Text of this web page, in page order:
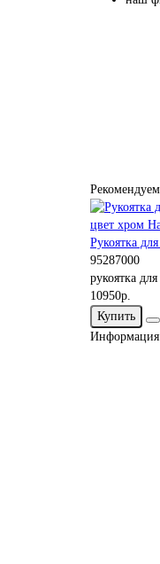
Рукоятка
95287000
рукоятка
10950р.
Купить
Информация